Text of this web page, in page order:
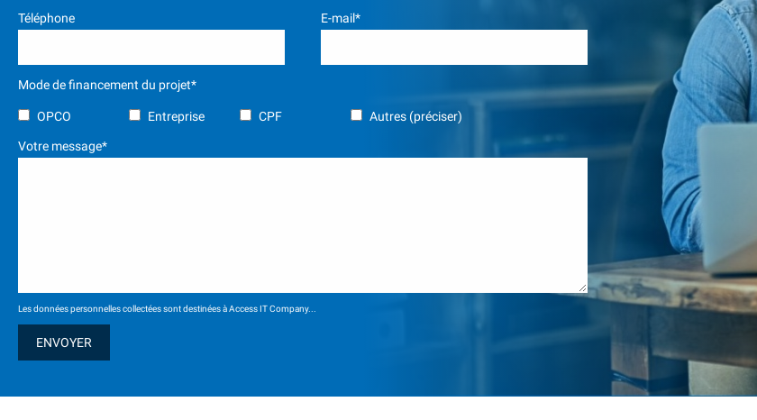
Téléphone E-mail*
Mode de financement du projet*
OPCO Entreprise CPF Autres (préciser)
Votre message*
Les données personnelles collectées sont destinées à Access IT Company...